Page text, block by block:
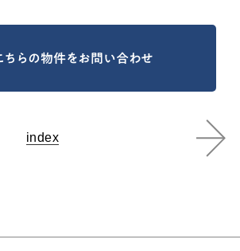
ちらの物件をお問い合わせ
index